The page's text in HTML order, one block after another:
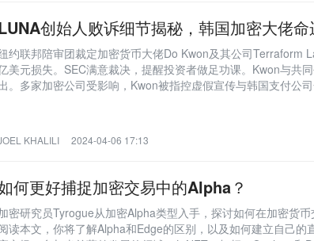
创始人败诉细节揭秘，韩国加密大佬命
约联邦陪审团裁定加密货币大佬Do Kwon及其公司Terraform
美元损失。SEC满意裁决，提醒投资者做足功课。Kwon与共
。多家加密公司受影响，Kwon被指控虚假宣传与韩国支付公
之战更加扑朔迷离。
KHALILI 2024-04-06 17:13
何更好捕捉加密交易中的Alpha？
密研究员Tyrogue从加密Alpha类型入手，探讨如何在加密货币
读本文，你将了解Alpha和Edge的区别，以及如何建立自己的